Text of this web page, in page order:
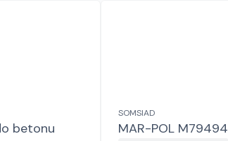
betonu
SOMSIAD
MAR-POL M79494